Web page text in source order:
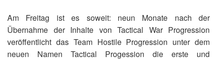
Am Freitag ist es soweit: neun Monate nach der
Übernahme der Inhalte von Tactical War Progression
veröffentlicht das Team Hostile Progression unter dem
neuen Namen Tactical Progession die erste und